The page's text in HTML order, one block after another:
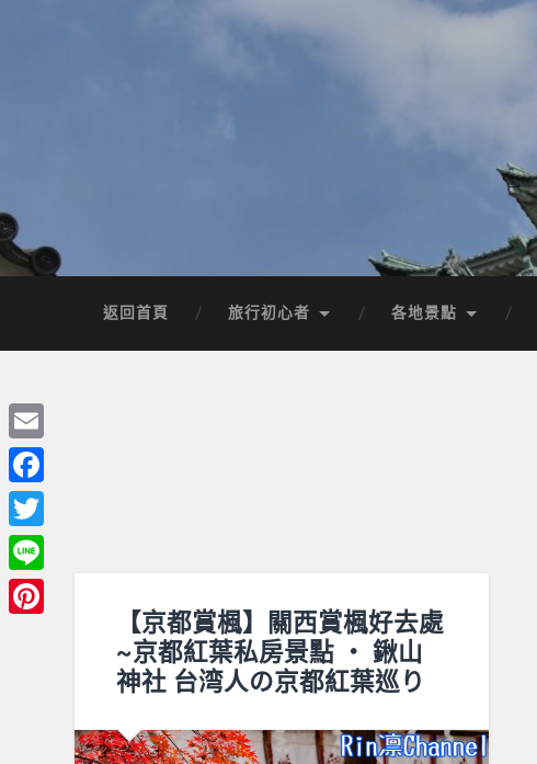
返回首頁 旅行初心者 各地景點
【京都賞楓】關西賞楓好去處
~京都紅葉私房景點 ‧ 鍬山
神社 台湾人の京都紅葉巡り
Email
Facebook
Twitter
Line